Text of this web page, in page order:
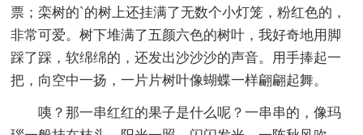
票；栾树的`的树上还挂满了无数个小灯笼，粉红色的，
非常可爱。树下堆满了五颜六色的树叶，我好奇地用脚
踩了踩，软绵绵的，还发出沙沙沙的声音。用手捧起一
把，向空中一扬，一片片树叶像蝴蝶一样翩翩起舞。
咦？那一串红红的果子是什么呢？一串串的，像玛